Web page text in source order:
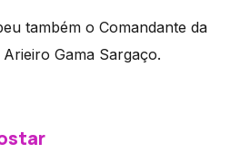
também o Comandante da
Gama Sargaço.